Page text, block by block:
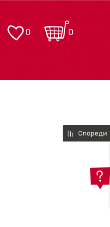
0
0
Спореди